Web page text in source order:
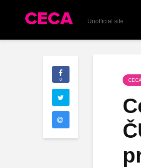
Unofficial site
0